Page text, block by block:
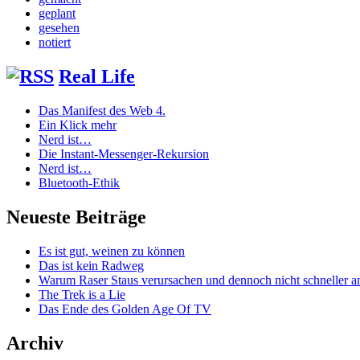
geplant
gesehen
notiert
Real Life
Das Manifest des Web 4.
Ein Klick mehr
Nerd ist…
Die Instant-Messenger-Rekursion
Nerd ist…
Bluetooth-Ethik
Neueste Beiträge
Es ist gut, weinen zu können
Das ist kein Radweg
Warum Raser Staus verursachen und dennoch nicht schneller
The Trek is a Lie
Das Ende des Golden Age Of TV
Archiv